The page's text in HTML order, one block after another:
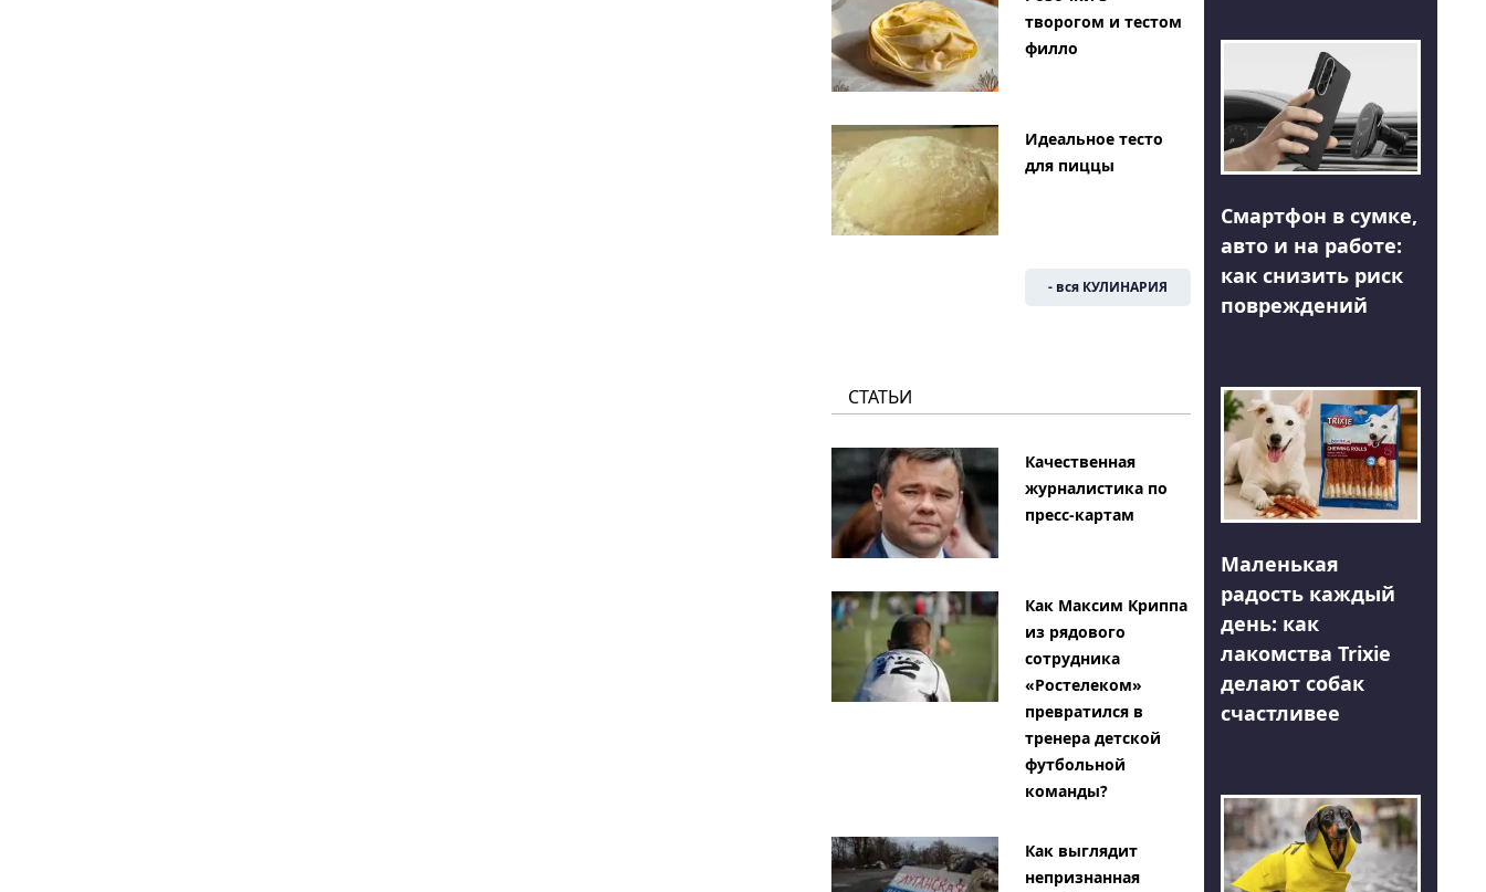
творогом и тестом
филло
Идеальное тесто
для пиццы
- вся КУЛИНАРИЯ
СТАТЬИ
Качественная
журналистика по
пресс-картам
Как Максим Криппа
из рядового
сотрудника
«Ростелеком»
превратился в
тренера детской
футбольной
команды?
Как выглядит
непризнанная
Смартфон в сумке,
авто и на работе:
как снизить риск
повреждений
Маленькая
радость каждый
день: как
лакомства Trixie
делают собак
счастливее